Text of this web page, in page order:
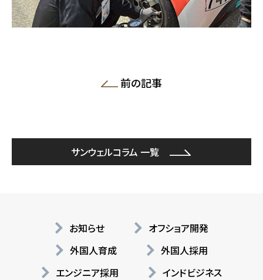
前の記事
サンウェルコラム 一覧
お知らせ
オフショア開発
外国人育成
外国人採用
エンジニア採用
インドビジネス